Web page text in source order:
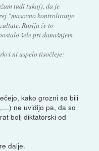
tudi tukaj), da je
"masovno kontroliranje
Rusija že to
šele pri današnjem
ni uspelo tisočleje:
kako grozni so bili
ne uvidijo pa, da so
bolj diktatorski od
dalje.